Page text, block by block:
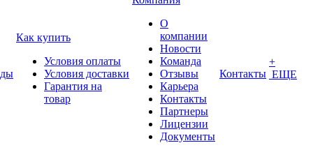
Как купить
Условия оплаты
Условия доставки
Гарантия на
товар
О
компании
Новости
Команда
Отзывы
Карьера
Контакты
Партнеры
Лицензии
Документы
Контакты
+
ЕЩЕ